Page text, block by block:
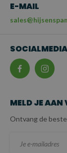
E-MAIL
SOCIALMEDIA
MELD JE AAN
Ontvang de